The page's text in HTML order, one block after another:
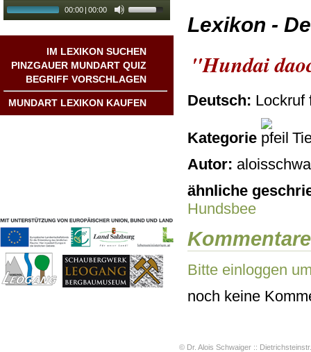
00:00 | 00:00
IM LEXIKON SUCHEN
PINZGAUER MUNDART QUIZ
BEGRIFF VORSCHLAGEN
MUNDART LEXIKON KAUFEN
Lexikon -
"Hundai
Deutsch: Lockruf
Kategorie
Autor:
ähnliche
Hundsbee
Kommentare
Bitte einloggen
noch keine
© Dr. Alois Schwaiger ::